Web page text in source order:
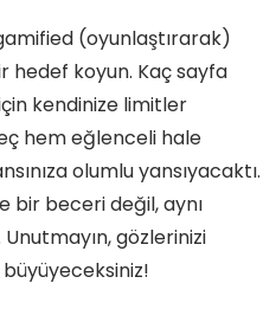
(oyunlaştırarak)
hedef koyun. Kaç sayfa
kendinize limitler
hem eğlenceli hale
olumlu yansıyacaktı.
bir beceri değil, aynı
gözlerinizi